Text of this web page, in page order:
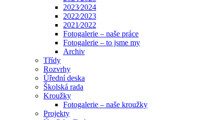
2023⁄2024
2022⁄2023
2021⁄2022
Fotogalerie – naše práce
Fotogalerie – to jsme my
Archiv
Třídy
Rozvrhy
Úřední deska
Školská rada
Kroužky
Fotogalerie – naše kroužky
Projekty